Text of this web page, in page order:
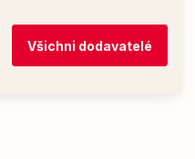
Všichni dodavatelé